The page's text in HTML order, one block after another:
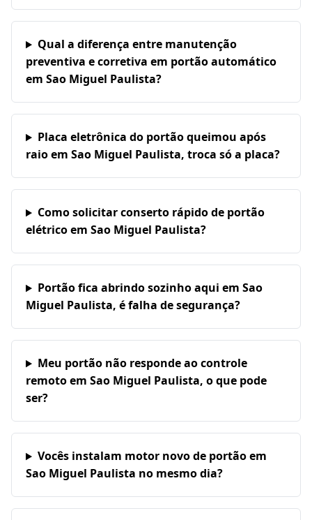
Qual a diferença entre manutenção
preventiva e corretiva em portão automático
em Sao Miguel Paulista?
Placa eletrônica do portão queimou após
raio em Sao Miguel Paulista, troca só a placa?
Como solicitar conserto rápido de portão
elétrico em Sao Miguel Paulista?
Portão fica abrindo sozinho aqui em Sao
Miguel Paulista, é falha de segurança?
Meu portão não responde ao controle
remoto em Sao Miguel Paulista, o que pode
ser?
Vocês instalam motor novo de portão em
Sao Miguel Paulista no mesmo dia?